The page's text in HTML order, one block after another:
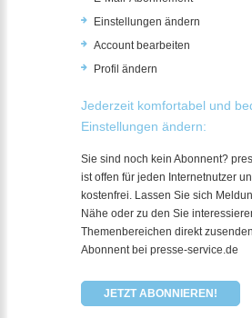
Einstellungen ändern
Account bearbeiten
Profil ändern
Jederzeit komfortabel und
Einstellungen ändern:
Sie sind noch kein Abonnent?
ist offen für jeden Internetnutzer
kostenfrei. Lassen Sie sich
Nähe oder zu den Sie
Themenbereichen direkt
Abonnent bei presse-service.de
JETZT ABONNIEREN!